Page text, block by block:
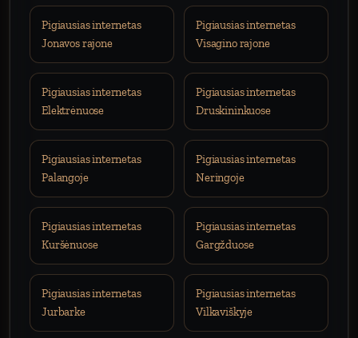
Pigiausias internetas
Jonavos rajone
Pigiausias internetas
Visagino rajone
Pigiausias internetas
Elektrėnuose
Pigiausias internetas
Druskininkuose
Pigiausias internetas
Palangoje
Pigiausias internetas
Neringoje
Pigiausias internetas
Kuršėnuose
Pigiausias internetas
Gargžduose
Pigiausias internetas
Jurbarke
Pigiausias internetas
Vilkaviškyje